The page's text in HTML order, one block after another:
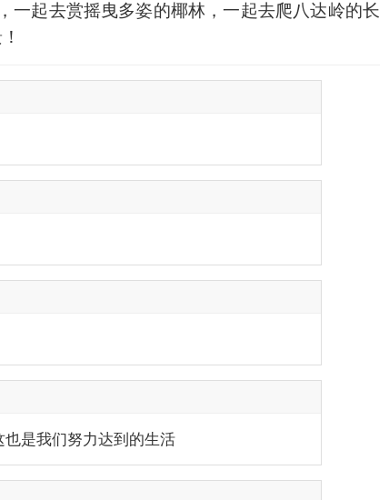
起去赏摇曳多姿的椰林，一起去爬八达岭的长
是我们努力达到的生活